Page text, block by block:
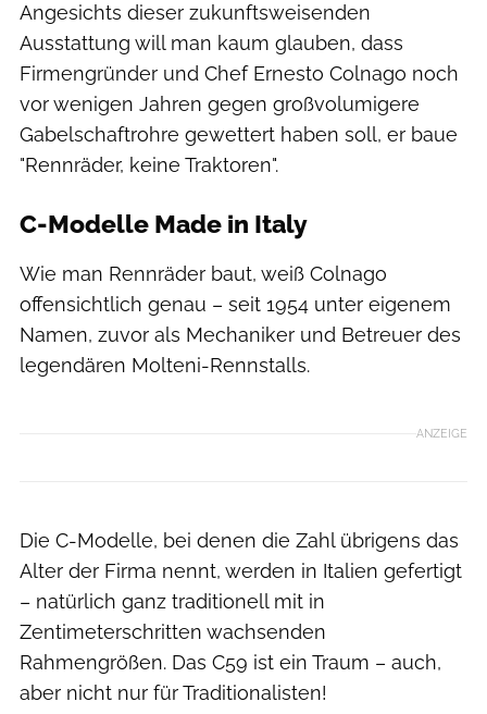
Angesichts dieser zukunftsweisenden
Ausstattung will man kaum glauben, dass
Firmengründer und Chef Ernesto Colnago noch
vor wenigen Jahren gegen großvolumigere
Gabelschaftrohre gewettert haben soll, er baue
"Rennräder, keine Traktoren".
C-Modelle Made in Italy
Wie man Rennräder baut, weiß Colnago
offensichtlich genau – seit 1954 unter eigenem
Namen, zuvor als Mechaniker und Betreuer des
legendären Molteni-Rennstalls.
ANZEIGE
Die C-Modelle, bei denen die Zahl übrigens das
Alter der Firma nennt, werden in Italien gefertigt
– natürlich ganz traditionell mit in
Zentimeterschritten wachsenden
Rahmengrößen. Das C59 ist ein Traum – auch,
aber nicht nur für Traditionalisten!